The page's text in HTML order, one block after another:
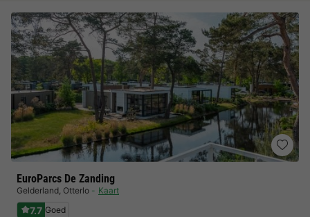
EuroParcs De Zanding
Gelderland, Otterlo Kaart
7.7 Goed